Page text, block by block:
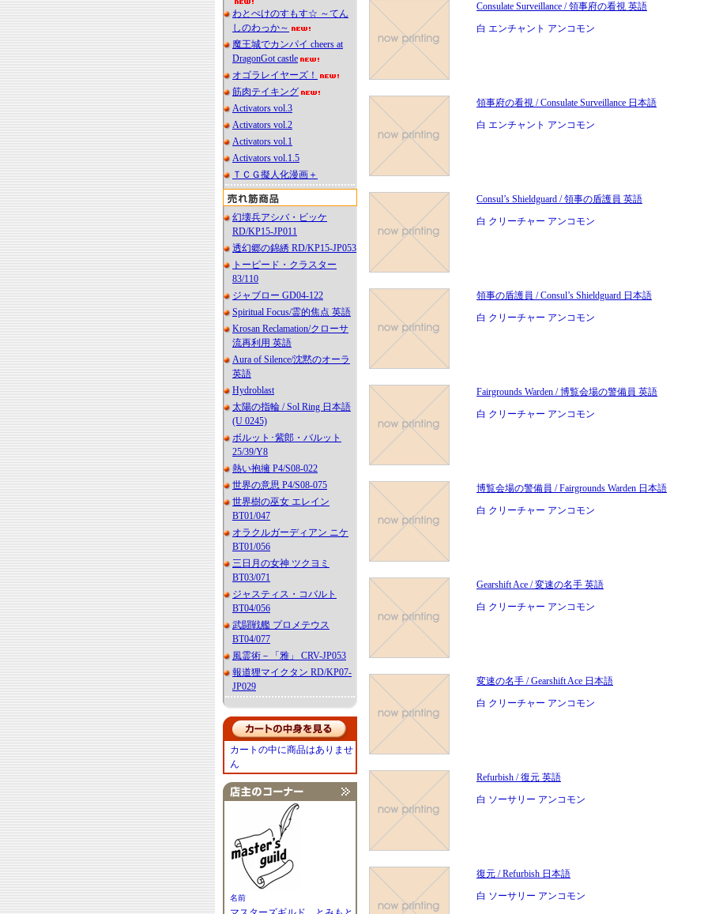
わとぺけのすもす☆ ～てん
しのわっか～
魔王城でカンパイ cheers at
DragonGot castle
オゴラレイヤーズ！
筋肉テイキング
Activators vol.3
Activators vol.2
Activators vol.1
Activators vol.1.5
ＴＣＧ擬人化漫画＋
幻壊兵アシバ・ビッケ
RD/KP15-JP011
透幻郷の錦綉 RD/KP15-JP053
トーピード・クラスター
83/110
ジャブロー GD04-122
Spiritual Focus/霊的焦点 英語
Krosan Reclamation/クローサ
流再利用 英語
Aura of Silence/沈黙のオーラ
英語
Hydroblast
太陽の指輪 / Sol Ring 日本語
(U 0245)
ボルット･紫郎・バルット
25/39/Y8
熱い抱擁 P4/S08-022
世界の意思 P4/S08-075
世界樹の巫女 エレイン
BT01/047
オラクルガーディアン ニケ
BT01/056
三日月の女神 ツクヨミ
BT03/071
ジャスティス・コバルト
BT04/056
武闘戦艦 プロメテウス
BT04/077
風霊術－「雅」 CRV-JP053
報道狸マイクタン RD/KP07-
JP029
カートの中に商品はありませ
ん
名前
Consulate Surveillance / 領事府の看視 英語
白 エンチャント アンコモン
領事府の看視 / Consulate Surveillance 日本語
白 エンチャント アンコモン
Consul’s Shieldguard / 領事の盾護員 英語
白 クリーチャー アンコモン
領事の盾護員 / Consul’s Shieldguard 日本語
白 クリーチャー アンコモン
Fairgrounds Warden / 博覧会場の警備員 英語
白 クリーチャー アンコモン
博覧会場の警備員 / Fairgrounds Warden 日本語
白 クリーチャー アンコモン
Gearshift Ace / 変速の名手 英語
白 クリーチャー アンコモン
変速の名手 / Gearshift Ace 日本語
白 クリーチャー アンコモン
Refurbish / 復元 英語
白 ソーサリー アンコモン
復元 / Refurbish 日本語
白 ソーサリー アンコモン